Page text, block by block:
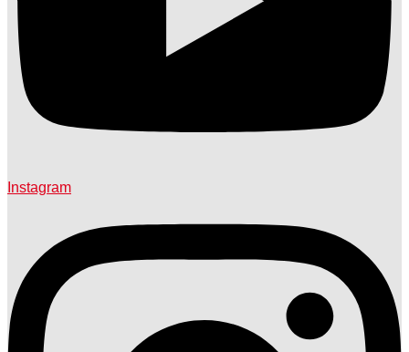
Instagram